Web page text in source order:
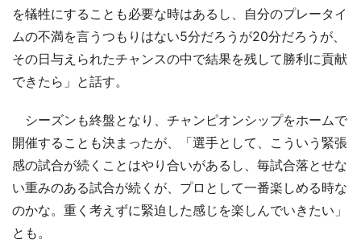
を犠牲にすることも必要な時はあるし、自分のプレータイ
ムの不満を言うつもりはない5分だろうが20分だろうが、
その日与えられたチャンスの中で結果を残して勝利に貢献
できたら」と話す。
シーズンも終盤となり、チャンピオンシップをホームで
開催することも決まったが、「選手として、こういう緊張
感の試合が続くことはやり合いがあるし、毎試合落とせな
い重みのある試合が続くが、プロとして一番楽しめる時な
のかな。重く考えずに緊迫した感じを楽しんでいきたい」
とも。